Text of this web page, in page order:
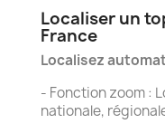
Localiser un
France
Localisez
- Fonction zoom :
nationale,